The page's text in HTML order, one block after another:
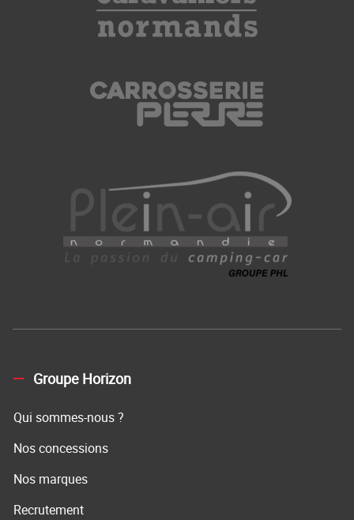
Groupe Horizon
Qui sommes-nous ?
Nos concessions
Nos marques
Recrutement